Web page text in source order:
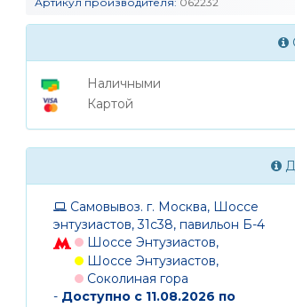
Наличными
Картой
Самовывоз. г. Москва, Шоссе
энтузиастов, 31с38, павильон Б-4
Шоссе Энтузиастов,
Шоссе Энтузиастов,
Соколиная гора
- Доступно с 11.08.2026 по